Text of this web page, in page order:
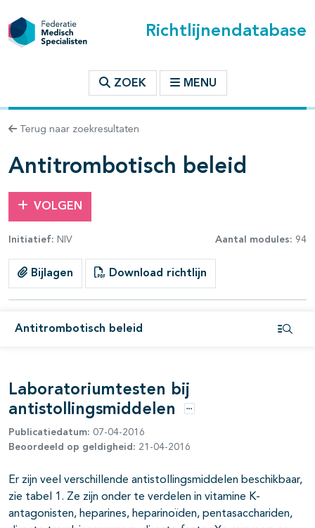
Richtlijnendatabase
ZOEK MENU
Terug naar zoekresultaten
Antitrombotisch beleid
VOLGEN
Initiatief: NIV Aantal modules: 94
Bijlagen Download richtlijn
Antitrombotisch beleid
binnen deze richtlijn
open- en dichtklappen
open- en dichtklappen
open- en dichtklappen
open- en dichtklappen
open- en dichtklappen
open- en dichtklappen
Laboratoriumtesten bij
antistollingsmiddelen
Opties
Publicatiedatum: 07-04-2016
Beoordeeld op geldigheid: 21-04-2016
Er zijn veel verschillende antistollingsmiddelen beschikbaar,
zie tabel 1. Ze zijn onder te verdelen in vitamine K-
antagonisten, heparines, heparinoïden, pentasacchariden,